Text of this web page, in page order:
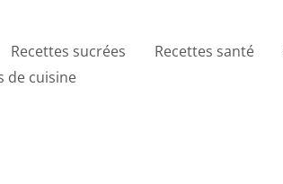
Recettes sucrées Recettes santé
de cuisine